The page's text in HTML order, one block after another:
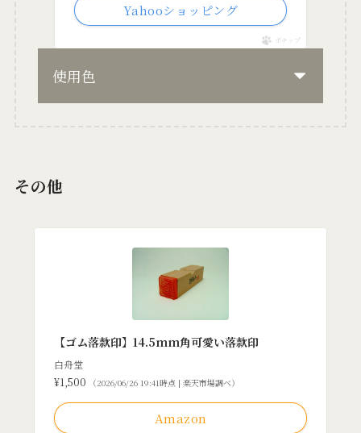
Yahooショッピング
ポチップ
使用色
その他
【ゴム落款印】14.5mm角可愛い落款印
白舟堂
¥1,500
（2026/06/26 19:41時点 | 楽天市場調べ）
Amazon